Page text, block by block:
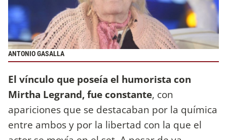
ANTONIO GASALLA
El vínculo que poseía el humorista con
Mirtha Legrand, fue constante, con
apariciones que se destacaban por la química
entre ambos y por la libertad con la que el